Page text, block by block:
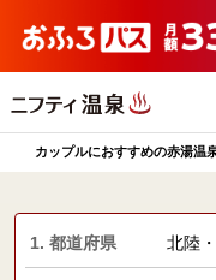
カップルにおすすめの赤湯温
1. 都道府県 北陸